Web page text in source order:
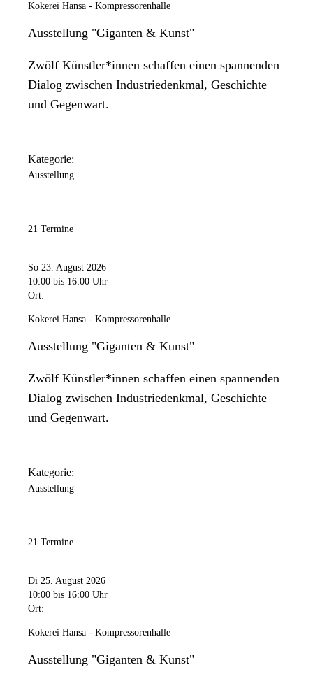
Kokerei Hansa - Kompressorenhalle
Ausstellung "Giganten & Kunst"
Zwölf Künstler*innen schaffen einen spannenden
Dialog zwischen Industriedenkmal, Geschichte
und Gegenwart.
Kategorie:
Ausstellung
21 Termine
So 23. August 2026
10:00 bis 16:00 Uhr
Ort:
Kokerei Hansa - Kompressorenhalle
Ausstellung "Giganten & Kunst"
Zwölf Künstler*innen schaffen einen spannenden
Dialog zwischen Industriedenkmal, Geschichte
und Gegenwart.
Kategorie:
Ausstellung
21 Termine
Di 25. August 2026
10:00 bis 16:00 Uhr
Ort:
Kokerei Hansa - Kompressorenhalle
Ausstellung "Giganten & Kunst"